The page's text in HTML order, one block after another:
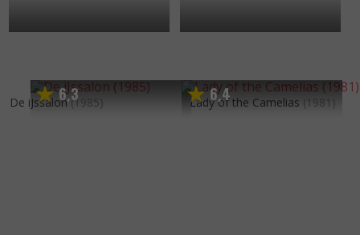
6,3
De iJssalon (1985) 6,4
Lady of the Camelias (1981)